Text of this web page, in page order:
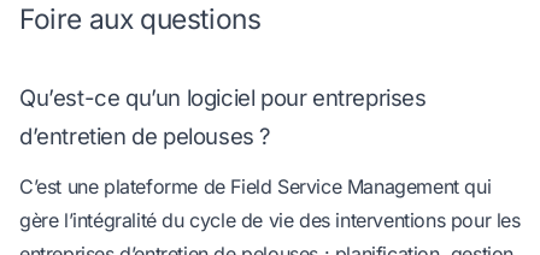
Foire aux questions
Qu’est-ce qu’un logiciel pour entreprises
d’entretien de pelouses ?
C’est une plateforme de Field Service Management qui
gère l’intégralité du cycle de vie des interventions pour les